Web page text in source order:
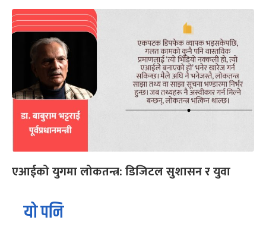
एआईको युगमा लोकतन्त्र: डिजिटल सुशासन र युवा
यो पनि